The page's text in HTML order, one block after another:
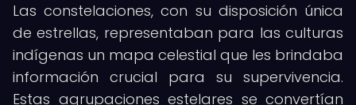
Las constelaciones, con su disposición única
de estrellas, representaban para las culturas
indígenas un mapa celestial que les brindaba
información crucial para su supervivencia.
Estas agrupaciones estelares se convertían